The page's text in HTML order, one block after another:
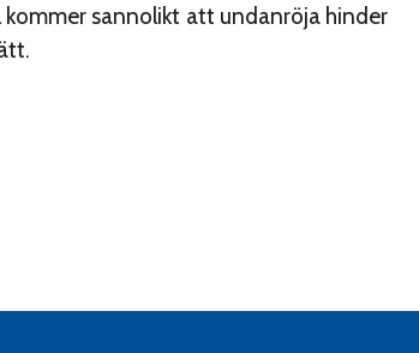
sannolikt att undanröja hinder